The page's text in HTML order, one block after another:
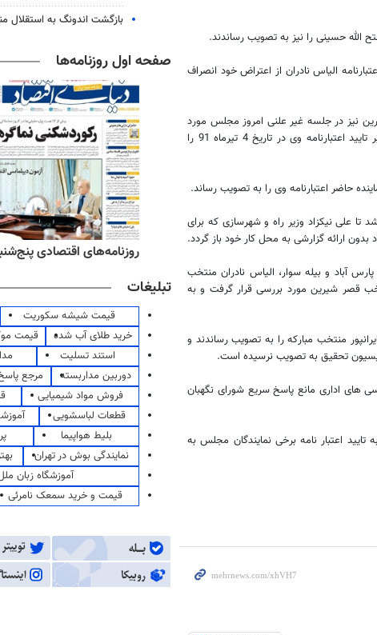
الله حسینی را نیز به تصویب رساندند.
الیاس نادران از اعتراض خود انصراف
نیز در جلسه غیر علنی امروز مجلس مورد
بررسی قرار گرفت و کمیسیون تحقیق در جلسه علنی گزارش خود مبنی بر تایید اعتبارنامه وی در تاریخ 4 تیرماه 91 را
علی نیکزاد وزیر راه و شهرسازی که برای
ارائه گزارشی به محل کار خود باز گردد.
آباد و بیله سوار، الیاس نادران منتخب
قصر شیرین مورد بررسی قرار گرفت و به
منتخب مبارکه را به تصویب رساندند و
تحقیق به تصویب نرسیده است.
های اداری مانع پاسخ سریع شورای نگهبان
دراعتراض به تایید اعتبار نامه برخی نمایندگان مجلس به
بازگشت اندونگ به استقلال
صفحه اول روزنامه‌ها
روزنامه‌های اقتصادی پنج‌شنبه ۱۵ مرداد
تبلیغات
قیمت شیشه سکوریت
خرید طلای آب شده
قیمت
استند تسلیت
دوربین مداربسته
مرجع
فروش مواد شیمیایی
قطعات لباسشویی
بلیط هواپیما
نمایندگی بوش در تهران
آموزشگاه زبان
قیمت و خرید سمعک نامرئی